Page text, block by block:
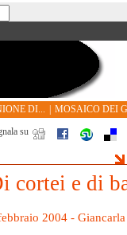
DI... MOSAICO DEI
su
cortei e di
2004 -